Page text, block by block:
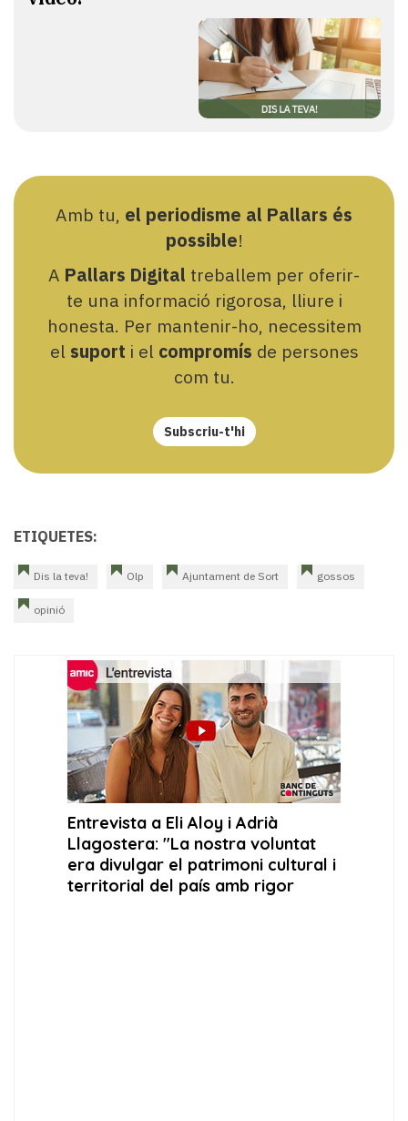
Amb tu, el periodisme al Pallars és
possible!
A Pallars Digital treballem per oferir-
te una informació rigorosa, lliure i
honesta. Per mantenir-ho, necessitem
el suport i el compromís de persones
com tu.
Subscriu-t'hi
ETIQUETES:
Dis la teva! Olp Ajuntament de Sort gossos
opinió